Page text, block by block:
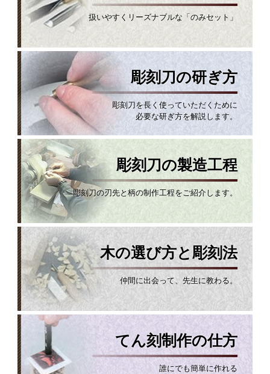
扱いやすくリーズナブルな「のみセット」
彫刻刀の研ぎ方
彫刻刀を長く使っていただくために
必要な研ぎ方を解説します。
彫刻刀の製造工程
彫刻刀の刃先と柄の制作工程をご紹介します。
木の選び方と彫刻法
仲間に出会って、先生に教わる。
てん刻制作の仕方
誰にでも簡単に作れる